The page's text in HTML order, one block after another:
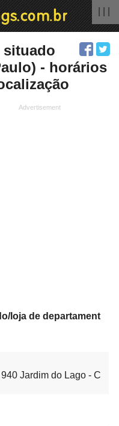
situado
- horários
loja de departament
Jardim do Lago - C